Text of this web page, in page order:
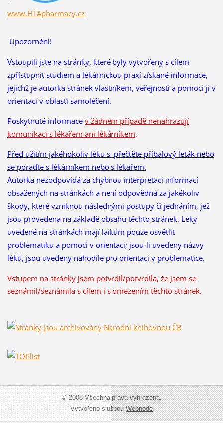
www.HTApharmacy.cz
Upozornění!
Vstoupili jste na stránky, které byly vytvořeny s cílem
zpřístupnit studiem a lékárnickou praxí získané informace,
jejichž je autorka stránek vlastníkem, veřejnosti a pomoci ji v
orientaci v oblasti samoléčení.
Poskytnuté informace v žádném případě nenahrazují
komunikaci s lékařem ani lékárníkem.
Před užitím jakéhokoliv léku si přečtěte příbalový leták nebo
se poraďte s lékárníkem nebo s lékařem.
Autorka nezodpovídá za chybnou interpretaci informací
obsažených na stránkách a není odpovědná za jakékoliv
škody, které vzniknou následnými postupy či jednáním, jež
jsou provedena na základě obsahu těchto stránek. Léky
uvedené na stránkách mají laikům pouze osvětlit
problematiku a pomoci v orientaci; jsou-li uvedeny názvy
léků, jsou uvedeny nahodile pro orientaci v problematice.
Vstupem na stránky jsem potvrdil/potvrdila, že jsem se
seznámil/seznámila s cílem i s omezením těchto stránek.
© 2008 Všechna práva vyhrazena.
Vytvořeno službouWebnode